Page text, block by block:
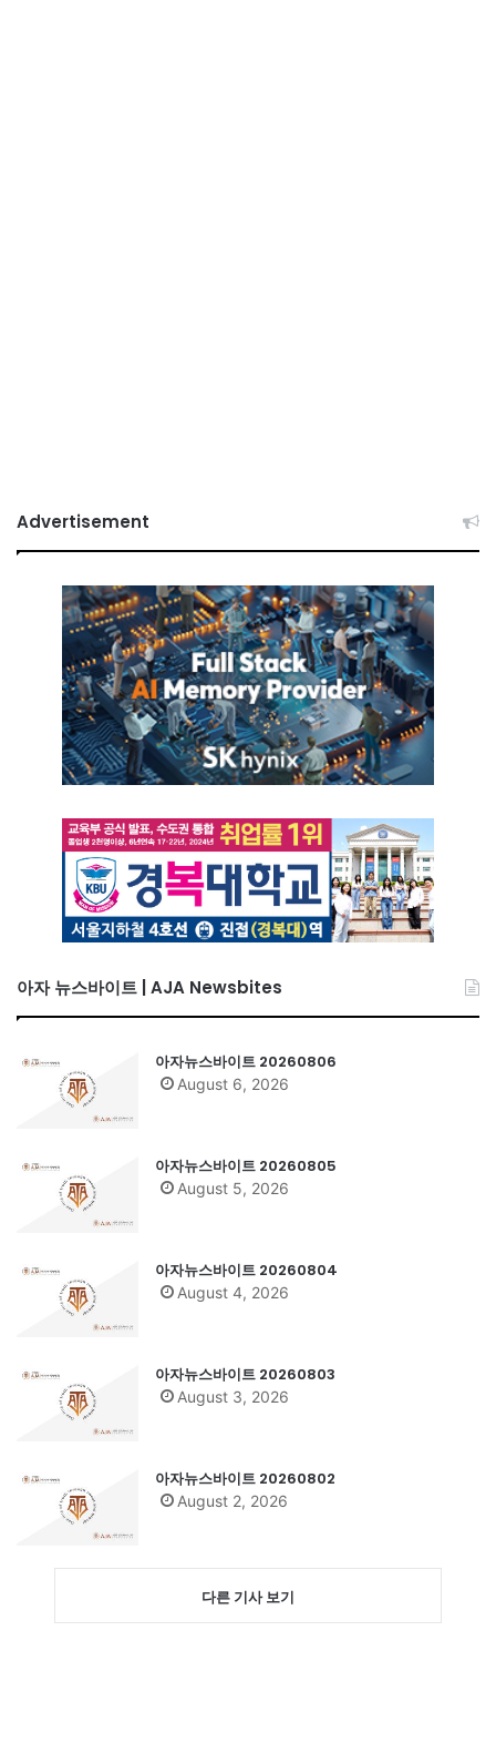
Advertisement
아자 뉴스바이트 | AJA Newsbites
아자뉴스바이트 20260806
August 6, 2026
아자뉴스바이트 20260805
August 5, 2026
아자뉴스바이트 20260804
August 4, 2026
아자뉴스바이트 20260803
August 3, 2026
아자뉴스바이트 20260802
August 2, 2026
다른 기사 보기